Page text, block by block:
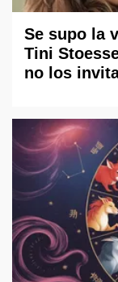
Se supo la
Tini
no los